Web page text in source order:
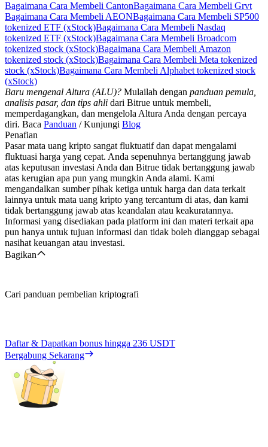
Bagaimana Cara Membeli CantonBagaimana Cara Membeli Grvt
Bagaimana Cara Membeli AEONBagaimana Cara Membeli SP500
tokenized ETF (xStock)Bagaimana Cara Membeli Nasdaq
tokenized ETF (xStock)Bagaimana Cara Membeli Broadcom
tokenized stock (xStock)Bagaimana Cara Membeli Amazon
tokenized stock (xStock)Bagaimana Cara Membeli Meta tokenized
stock (xStock)Bagaimana Cara Membeli Alphabet tokenized stock
(xStock)
Baru mengenal Altura (ALU)? Mulailah dengan panduan pemula,
analisis pasar, dan tips ahli dari Bitrue untuk membeli,
memperdagangkan, dan mengelola Altura Anda dengan percaya
diri. Baca Panduan / Kunjungi Blog
Penafian
Pasar mata uang kripto sangat fluktuatif dan dapat mengalami
fluktuasi harga yang cepat. Anda sepenuhnya bertanggung jawab
atas keputusan investasi Anda dan Bitrue tidak bertanggung jawab
atas kerugian apa pun yang mungkin Anda alami. Kami
mengandalkan sumber pihak ketiga untuk harga dan data terkait
lainnya untuk mata uang kripto yang tercantum di atas, dan kami
tidak bertanggung jawab atas keandalan atau keakuratannya.
Informasi yang disediakan pada platform ini dan materi terkait apa
pun hanya untuk tujuan informasi dan tidak boleh dianggap sebagai
nasihat keuangan atau investasi.
Bagikan
Cari panduan pembelian kriptografi
Daftar & Dapatkan bonus hingga 236 USDT
Bergabung Sekarang